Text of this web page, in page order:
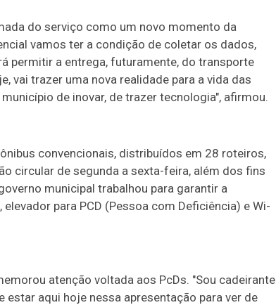
do serviço como um novo momento da
vamos ter a condição de coletar os dados,
permitir a entrega, futuramente, do transporte
vai trazer uma nova realidade para a vida das
de inovar, de trazer tecnologia", afirmou.
convencionais, distribuídos em 28 roteiros,
circular de segunda a sexta-feira, além dos fins
municipal trabalhou para garantir a
para PCD (Pessoa com Deficiência) e Wi-
atenção voltada aos PcDs. "Sou cadeirante
aqui hoje nessa apresentação para ver de